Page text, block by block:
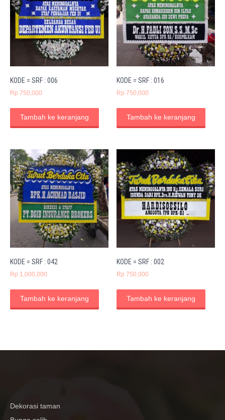
KODE = SRF : 006
Rp 750,000
Tambah ke keranjang
KODE = SRF : 016
Rp 750,000
Tambah ke keranjang
KODE = SRF : 042
Rp 1,000,000
Tambah ke keranjang
KODE = SRF : 002
Rp 750,000
Tambah ke keranjang
Dekorasi taman